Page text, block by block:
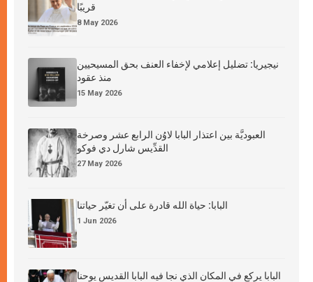
قريبًا
8 May 2026
نيجيريا: تضليل إعلامي لإخفاء العنف بحق المسيحيين
منذ عقود
15 May 2026
العبوديَّة بين اعتذار البابا لاوُن الرابع عشر وصرخة
القدِّيس شارل دي فوكو
27 May 2026
البابا: حياة الله قادرة على أن تغيّر حياتنا
1 Jun 2026
البابا يركع في المكان الذي نجا فيه البابا القديس يوحنا